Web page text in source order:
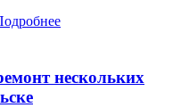
нескольких